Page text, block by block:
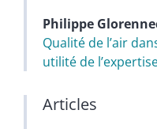
Philippe
Qualité de l’air
utilité de
Articles